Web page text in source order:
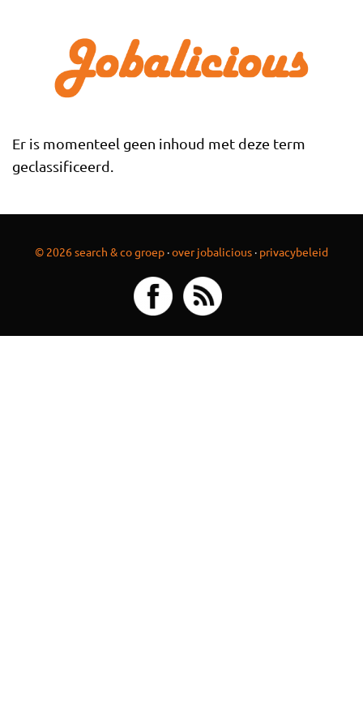
Er is momenteel geen inhoud met deze term
geclassificeerd.
© 2026 search & co groep ·over jobalicious · privacybeleid